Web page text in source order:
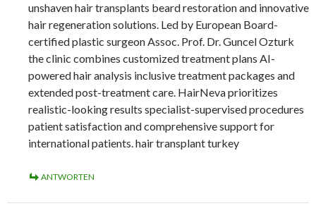
unshaven hair transplants beard restoration and innovative
hair regeneration solutions. Led by European Board-
certified plastic surgeon Assoc. Prof. Dr. Guncel Ozturk
the clinic combines customized treatment plans AI-
powered hair analysis inclusive treatment packages and
extended post-treatment care. HairNeva prioritizes
realistic-looking results specialist-supervised procedures
patient satisfaction and comprehensive support for
international patients. hair transplant turkey
ANTWORTEN